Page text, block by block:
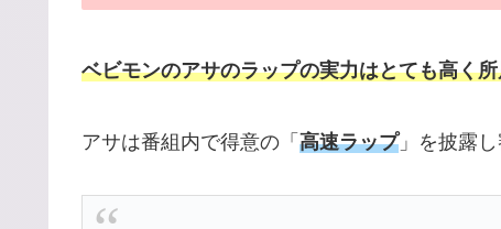
ベビモンのアサのラップの実力はとても高く
アサは番組内で得意の「 高速ラップ」を披露し